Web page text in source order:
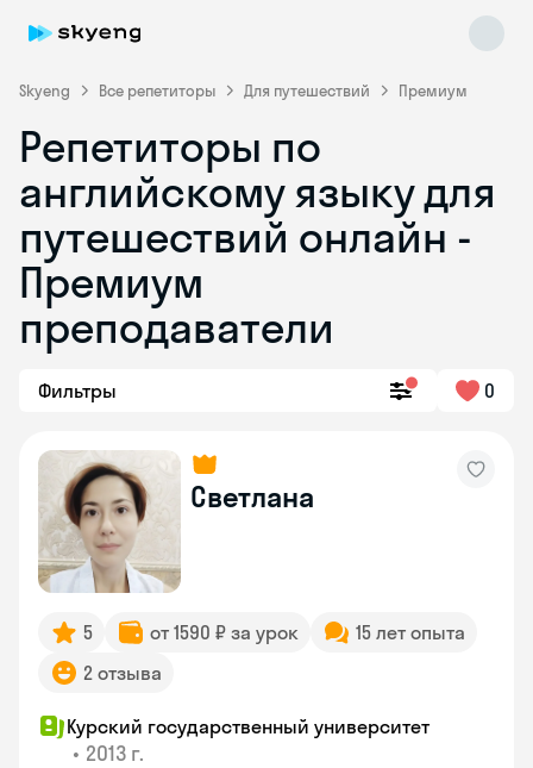
Skyeng Все репетиторы Для путешествий Премиум
Репетиторы по
английскому языку для
путешествий онлайн -
Премиум
преподаватели
Фильтры 0
Светлана
5 от 1590 ₽ за урок
15 лет опыта
2 отзыва
Курский государственный университет
• 2013 г.
Skyeng Chat
online